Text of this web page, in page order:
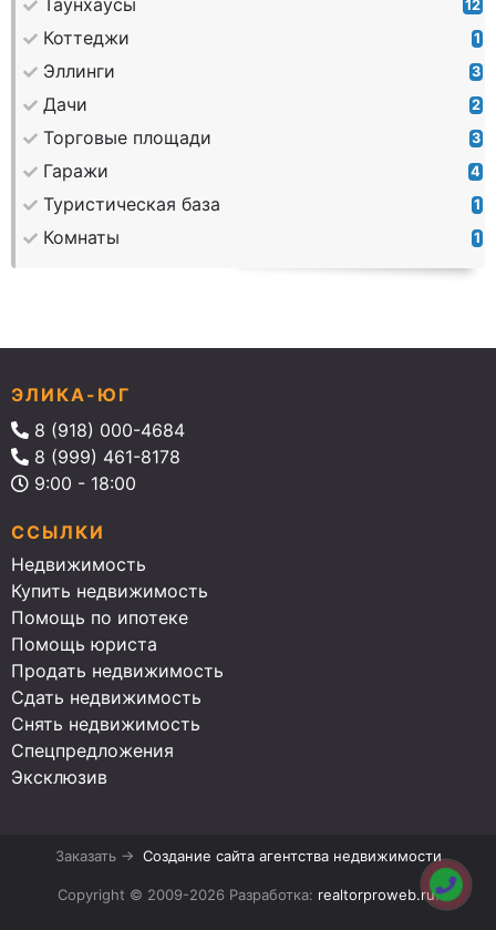
Таунхаусы 12
Коттеджи 1
Эллинги 3
Дачи 2
Торговые площади 3
Гаражи 4
Туристическая база 1
Комнаты 1
ЭЛИКА-ЮГ
8 (918) 000-4684
8 (999) 461-8178
9:00 - 18:00
ССЫЛКИ
Недвижимость
Купить недвижимость
Помощь по ипотеке
Помощь юриста
Продать недвижимость
Сдать недвижимость
Снять недвижимость
Спецпредложения
Эксклюзив
Заказать → Создание сайта агентства недвижимости
Copyright © 2009-2026 Разработка: realtorproweb.ru.